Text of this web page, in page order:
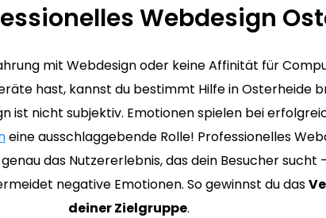
Webdesign
mit Webdesign oder keine Affinität für
hast, kannst du bestimmt Hilfe in Osterheide
ist nicht subjektiv. Emotionen spielen bei
eine ausschlaggebende Rolle! Professionelles
das Nutzererlebnis, das dein Besucher sucht
negative Emotionen. So gewinnst du das
deiner Zielgruppe.